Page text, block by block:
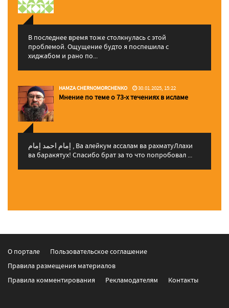
В последнее время тоже столкнулась с этой
проблемой. Ощущение будто я поспешила с
хиджабом и рано по...
HAMZA CHERNOMORCHENKO 30.01.2025, 15:22
Мнение по теме о 73-х течениях в исламе
إمام احمد إمام , Ва алейкум ассалам ва рахматуЛлахи
ва баракятух! Спасибо брат за то что попробовал ...
О портале
Пользовательское соглашение
Правила размещения материалов
Правила комментирования
Рекламодателям Контакты